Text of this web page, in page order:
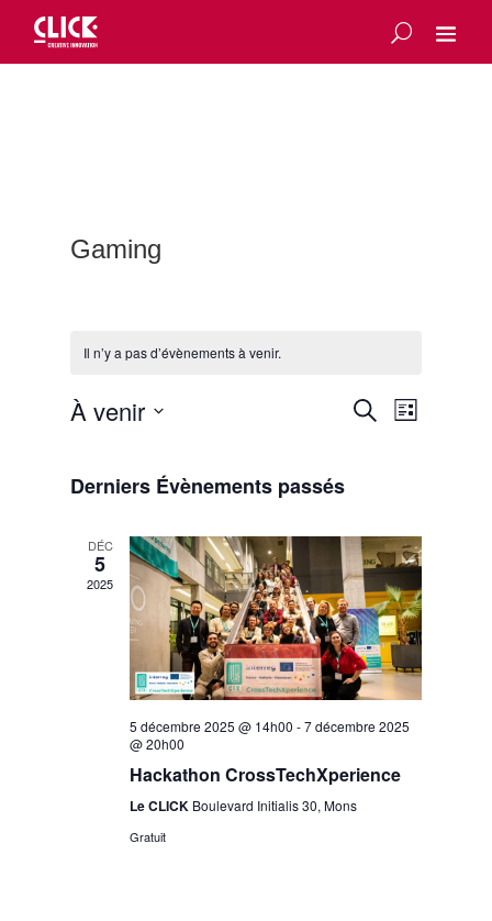
Gaming
Il n’y a pas d’évènements à venir.
Recherche
Évènements
Recherche
de
Liste
À venir
date.
Derniers Évènements passés
DÉC
5
2025
5 décembre 2025 @ 14h00 -7 décembre 2025
@ 20h00
Hackathon CrossTechXperience
Le CLICK Boulevard Initialis 30, Mons
Gratuit